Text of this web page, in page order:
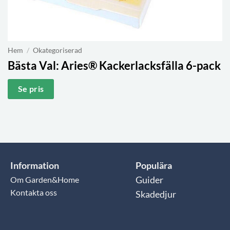
Hem / Okategoriserad
Bästa Val:Aries® Kackerlacksfälla 6-pack
Se pris
Information
Om Garden&Home
Kontakta oss
Populära
Guider
Skadedjur